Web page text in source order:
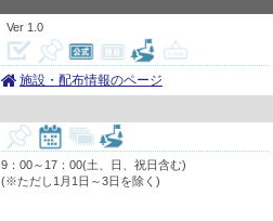
1.0
施設・配布情報のページ
9：00～17：00(土、日、祝日含む)
(※ただし1月1日～3日を除く)